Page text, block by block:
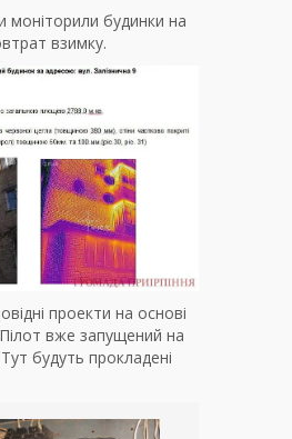
моніторили будинки на
взимку.
проекти на основі
вже запущений на
будуть прокладені